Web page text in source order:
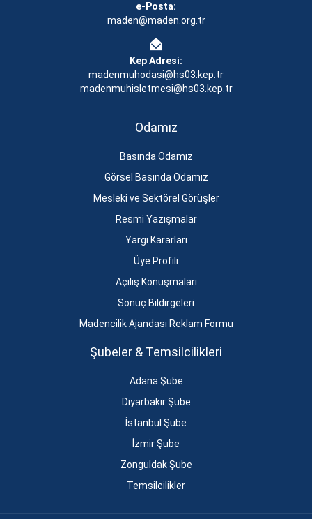
e-Posta:
maden@maden.org.tr
Kep Adresi:
madenmuhodasi@hs03.kep.tr
madenmuhisletmesi@hs03.kep.tr
Odamız
Basında Odamız
Görsel Basında Odamız
Mesleki ve Sektörel Görüşler
Resmi Yazışmalar
Yargı Kararları
Üye Profili
Açılış Konuşmaları
Sonuç Bildirgeleri
Madencilik Ajandası Reklam Formu
Şubeler & Temsilcilikleri
Adana Şube
Diyarbakır Şube
İstanbul Şube
İzmir Şube
Zonguldak Şube
Temsilcilikler